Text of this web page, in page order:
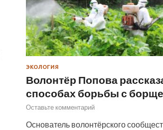
ЭКОЛОГИЯ
Волонтёр Попова
способах борьбы с
Оставьте комментарий
Основатель волонтёрского